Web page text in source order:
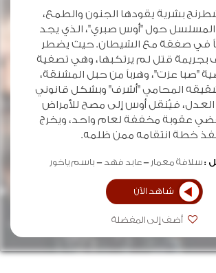
بشرية يقودها الجنون والطمع،
المسلسل حول "أوس صبري"، الذي يجد
في صفقة مع الشيطان. حيث يضطر
بجريمة قتل لم يرتكبها، وهي تصفية
"صبا عزت"، وهرباً من حبل المشنقة،
المحامي "أشرف" وبشكل قانوني
العدل، فيُنقل أوس إلى مصح للأمراض
عقوبة مخففة لعام واحد، ويخرج
خطة انتقامه ممن ظلمه.
:سلافة معمار عابد فهد باسم ياخور
شاهد الآن
أضف إلى المفضلة